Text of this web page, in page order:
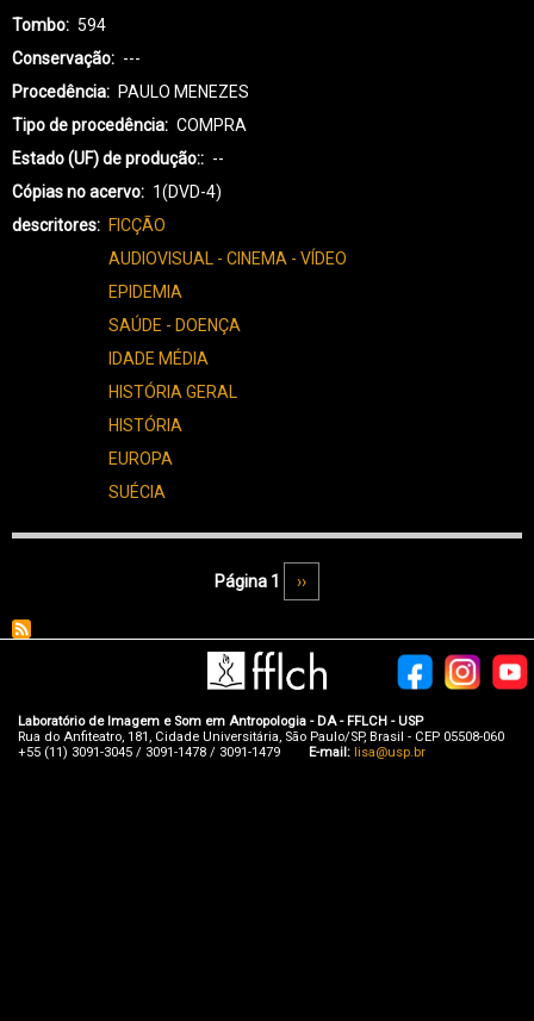
Tombo
594
Conservação
---
Procedência
PAULO MENEZES
Tipo de procedência
COMPRA
Estado (UF) de produção:
--
Cópias no acervo
1(DVD-4)
descritores
FICÇÃO
AUDIOVISUAL - CINEMA - VÍDEO
EPIDEMIA
SAÚDE - DOENÇA
IDADE MÉDIA
HISTÓRIA GERAL
HISTÓRIA
EUROPA
SUÉCIA
Página 1 Próxima página
››
Laboratório de Imagem e Som em Antropologia - DA - FFLCH - USP
Rua do Anfiteatro, 181, Cidade Universitária, São Paulo/SP, Brasil - CEP 05508-060
+55 (11) 3091-3045 / 3091-1478 / 3091-1479 E-mail: lisa@usp.br